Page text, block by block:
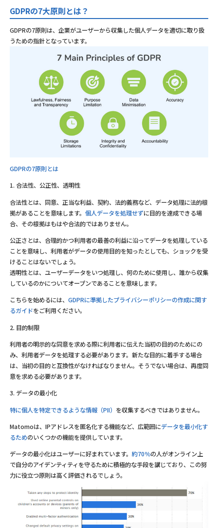
GDPRの7大原則とは？
GDPRの7原則は、企業がユーザーから収集した個人データを適切に取り扱
うための指針となっています。
GDPRの7原則とは
1. 合法性、公正性、透明性
合法性とは、同意、正当な利益、契約、法的義務など、データ処理に法的根
拠があることを意味します。 個人データを処理せずに目的を達成できる場
合、その根拠はもはや合法的ではありません。
公正さとは、合理的かつ利用者の最善の利益に沿ってデータを処理している
ことを意味し、利用者がデータの使用目的を知ったとしても、ショックを受
けることはないでしょう。
透明性とは、ユーザーデータをいつ処理し、何のために使用し、誰から収集
しているのかについてオープンであることを意味します。
こちらを始めるには、 GDPRに準拠したプライバシーポリシーの作成に関す
るガイドをご利用ください。
2. 目的制限
利用者の明示的な同意を求める際に利用者に伝えた当初の目的のためにの
み、利用者データを処理する必要があります。新たな目的に着手する場合
は、当初の目的と互換性がなければなりません。そうでない場合は、再度同
意を求める必要があります。
3. データの最小化
特に個人を特定できるような情報（PII） を収集するべきではありません。
Matomoは、IPアドレスを匿名化する機能など、広範囲にデータを最小化す
るためのいくつかの機能を提供しています。
データの最小化はユーザーに好まれています。 約70％の人がオンライン上
で自分のアイデンティティを守るために積極的な手段を講じており、この努
力に役立つ原則は高く評価されるでしょう。